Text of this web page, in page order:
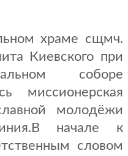
храме сщмч.
Киевского при
соборе
миссионерская
молодёжи
начале к
словом